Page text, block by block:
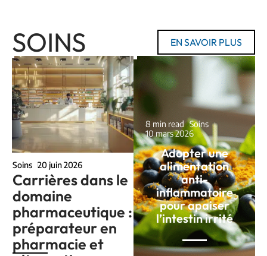
SOINS EN SAVOIR PLUS
Soins 20 juin 2026
Carrières dans le
domaine
pharmaceutique :
préparateur en
pharmacie et
8 min read Soins
10 mars 2026
Adopter une
alimentation
anti-
inflammatoire
pour apaiser
l’intestin irrité